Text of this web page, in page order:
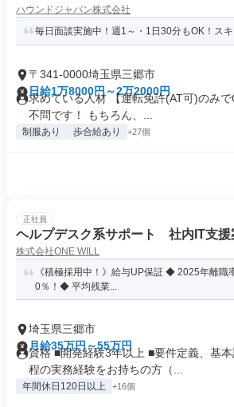
ハウンドジャパン株式会社
毎日面談実施中！週1～・1日30分もOK！スキ
〒341-0000埼玉県三郷市
日給1万8000円～2万2000円
求めている人材 【運転免許(AT可)のみ
不問です！ もちろん、...
制服あり 歩合給あり +27個
正社員
ヘルプデスク系サポート 社内IT支援
株式会社ONE WILL
《積極採用中！》給与UP保証 ◆ 2025年離
0％！◆ 平均残業...
埼玉県三郷市
月給35万円～55万円
資格 ■開発経験3年以上 ■要件定義、基
程の実務経験をお持ちの方（...
年間休日120日以上 +16個